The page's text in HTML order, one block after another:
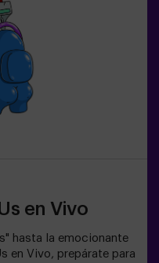
diversión con Pulse Up
amigos | parejas |
de 15 años deben ir
como jugador.Se
Se prohibe jugar
Las personas que
no podrán jugar.
en Vivo
hasta la emocionante
en Vivo, prepárate para